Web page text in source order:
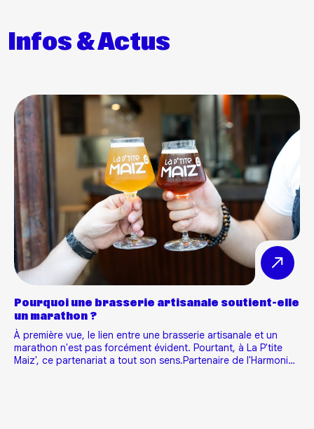
Infos & Actus
Pourquoi une brasserie artisanale soutient-elle
un marathon ?
À première vue, le lien entre une brasserie artisanale et un
marathon n'est pas forcément évident. Pourtant, à La P'tite
Maiz', ce partenariat a tout son sens.Partenaire de l'Harmonie